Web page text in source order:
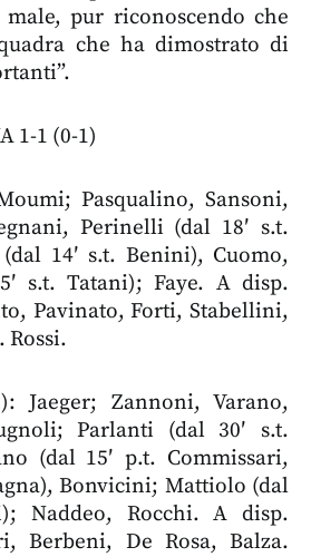
pur riconoscendo che
che ha dimostrato di
1-1 (0-1)
Pasqualino, Sansoni,
Perinelli (dal 18′ s.t.
14′ s.t. Benini), Cuomo,
s.t. Tatani); Faye. A disp.
Pavinato, Forti, Stabellini,
Jaeger; Zannoni, Varano,
Parlanti (dal 30′ s.t.
(dal 15′ p.t. Commissari,
Bonvicini; Mattiolo (dal
Naddeo, Rocchi. A disp.
Berbeni, De Rosa, Balza.